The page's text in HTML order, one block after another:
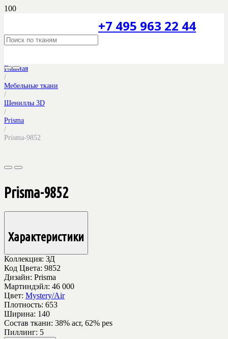
+7 495 963 22 44
Главная
/
Мебельные ткани
/
Шениллы 3D
/
Prisma
/
Prisma-9852
Prisma-9852
Характеристики
Коллекция: ЗД
Код Цвета: 9852
Дизайн: Prisma
Мартиндэйл: 46 000
Цвет: Mystery/Air
Плотность: 653
Ширина: 140
Состав ткани: 38% acr, 62% pes
Пиллинг: 5